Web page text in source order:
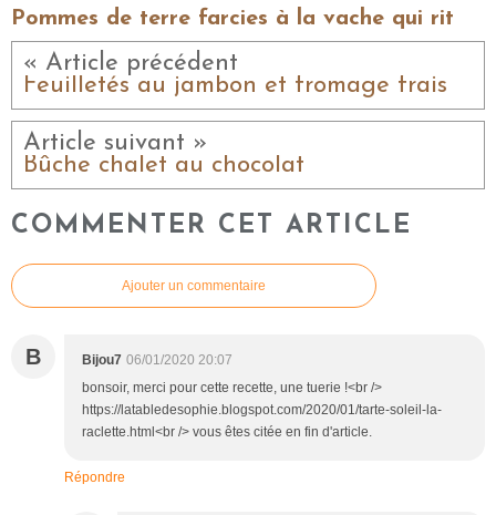
Pommes de terre farcies à la vache qui rit
« Article précédent
Feuilletés au jambon et fromage frais
Article suivant »
Bûche chalet au chocolat
COMMENTER CET ARTICLE
Ajouter un commentaire
B Bijou7 06/01/2020 20:07
bonsoir, merci pour cette recette, une tuerie !<br />
https://latabledesophie.blogspot.com/2020/01/tarte-soleil-la-
raclette.html<br /> vous êtes citée en fin d'article.
Répondre